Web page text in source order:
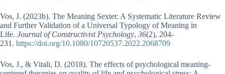
Vos, J. (2023b). The Meaning Sextet: A Systematic Literature Review
and Further Validation of a Universal Typology of Meaning in
Life. Journal of Constructivist Psychology, 36(2), 204-
231. https://doi.org/10.1080/10720537.2022.2068709
Vos, J., & Vitali, D. (2018). The effects of psychological meaning-